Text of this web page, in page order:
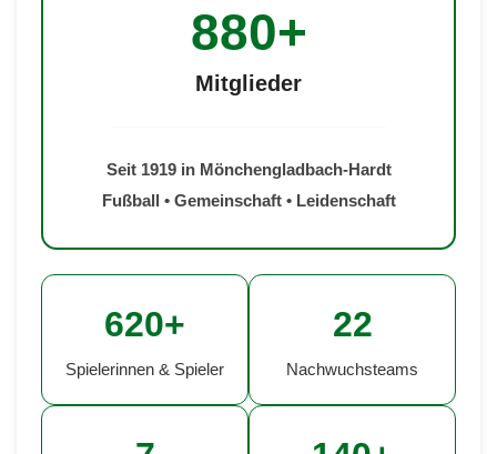
880+
Mitglieder
Seit 1919 in Mönchengladbach-Hardt
Fußball • Gemeinschaft • Leidenschaft
620+
Spielerinnen & Spieler
22
Nachwuchsteams